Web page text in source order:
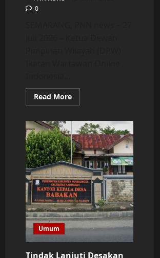
0
Read MoreRead
more
DPW
IWOI
Jateng:
Pernyataan
“Londo
Ireng”
Sangat
Menyakitkan,
Jurnalistik
Pilar
Demokrasi
yang
Tak
Boleh
Direndahkan
Umum
Tindak Lanjuti Desakan